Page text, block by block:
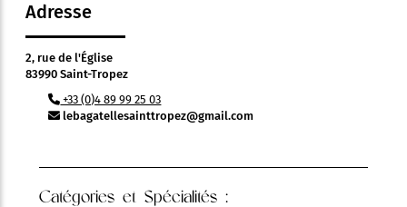
Adresse
2, rue de l'Église
83990 Saint-Tropez
+33 (0)4 89 99 25 03
lebagatellesainttropez@gmail.com
Catégories et Spécialités :